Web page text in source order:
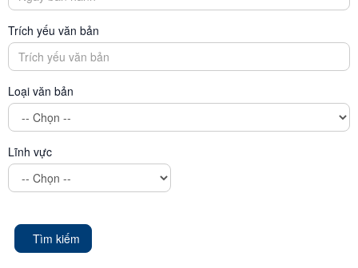
Trích yếu văn bản
Loại văn bản
Lĩnh vực
Tìm kiếm